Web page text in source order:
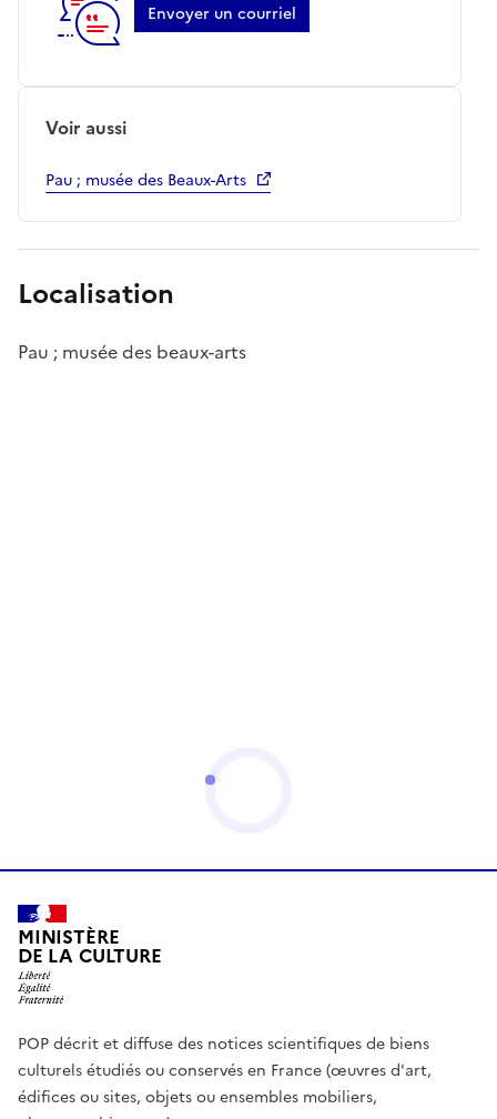
Envoyer un courriel
Voir aussi
Pau ; musée des Beaux-Arts
Localisation
Pau ; musée des beaux-arts
MINISTÈRE
DE LA CULTURE
POP décrit et diffuse des notices scientifiques de biens
culturels étudiés ou conservés en France (œuvres d'art,
édifices ou sites, objets ou ensembles mobiliers,